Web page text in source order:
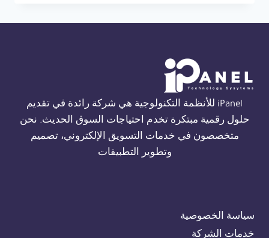
01554305486
iPanel للأنظمة التكنولوجية هي شركة رائدة في تقديم
حلول رقمية مبتكرة تخدم احتياجات السوق الحديث. نحن
متخصصون في خدمات التسويق الإلكتروني، تصميم
وتطوير التطبيقات
سياسة الخصوصية
خدمات الشركة